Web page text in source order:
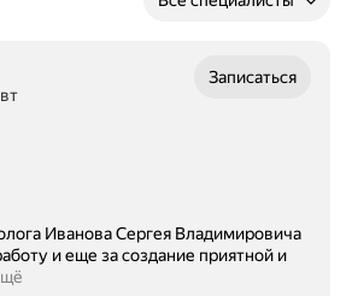
Записаться
Владимировича
и еще за создание приятной и